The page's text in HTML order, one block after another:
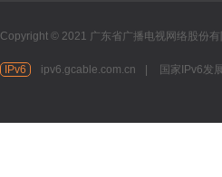
Copyright © 2021 广东省广播电视网络股份
IPv6 ipv6.gcable.com.cn 国家IPv6发